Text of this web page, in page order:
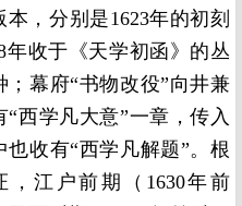
，分别是1623年的初刻
年收于《天学初函》的丛
幕府“书物改役”向井兼
西学凡大意”一章，传入
收有“西学凡解题”。根
江户前期（1630年前